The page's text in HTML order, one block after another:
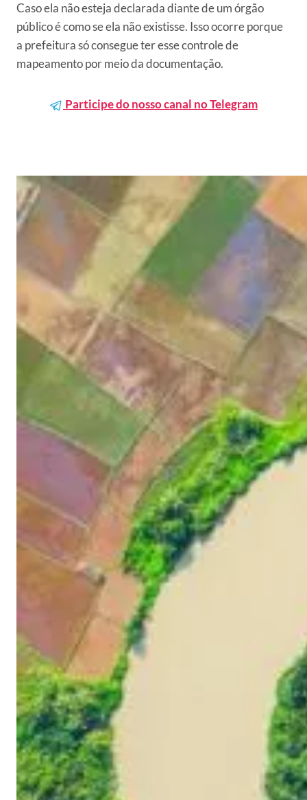
Caso ela não esteja declarada diante de um órgão
público é como se ela não existisse. Isso ocorre porque
a prefeitura só consegue ter esse controle de
mapeamento por meio da documentação.
Participe do nosso canal no Telegram